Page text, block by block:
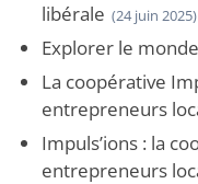
libérale (24 juin 2025)
Explorer le
La coopérative
entrepreneurs
Impuls’ions : la
entrepreneurs